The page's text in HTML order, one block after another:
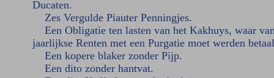
Ducaten.
Zes Vergulde Piauter Penningjes.
Een Obligatie ten lasten van het Kakhuys, waar
jaarlijkse Renten met een Purgatie moet werden
Een kopere blaker zonder Pijp.
Een dito zonder hantvat.